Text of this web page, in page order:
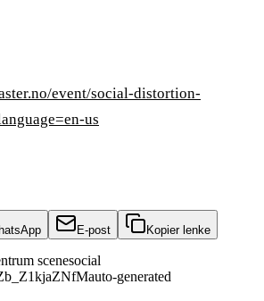
event/social-distortion-
us
E-post Kopier lenke
scenesocial
auto-generated